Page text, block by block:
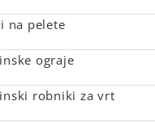
na pelete
ograje
robniki za vrt